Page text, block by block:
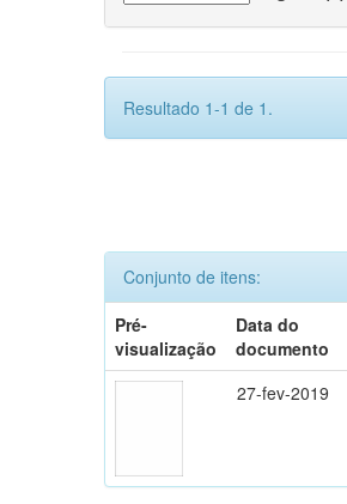
Resultado 1-1 de 1.
Conjunto de itens:
Pré-
visualização
Data do
documento
27-fev-2019